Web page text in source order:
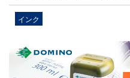
インク